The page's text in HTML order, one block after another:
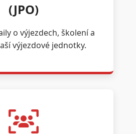
(JPO)
o výjezdech, školení a
výjezdové jednotky.